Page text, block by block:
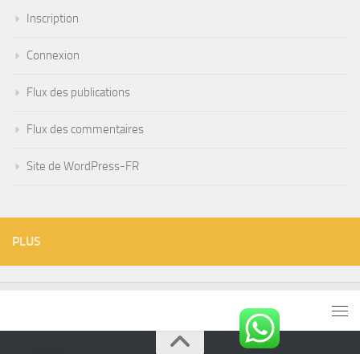
Inscription
Connexion
Flux des publications
Flux des commentaires
Site de WordPress-FR
PLUS